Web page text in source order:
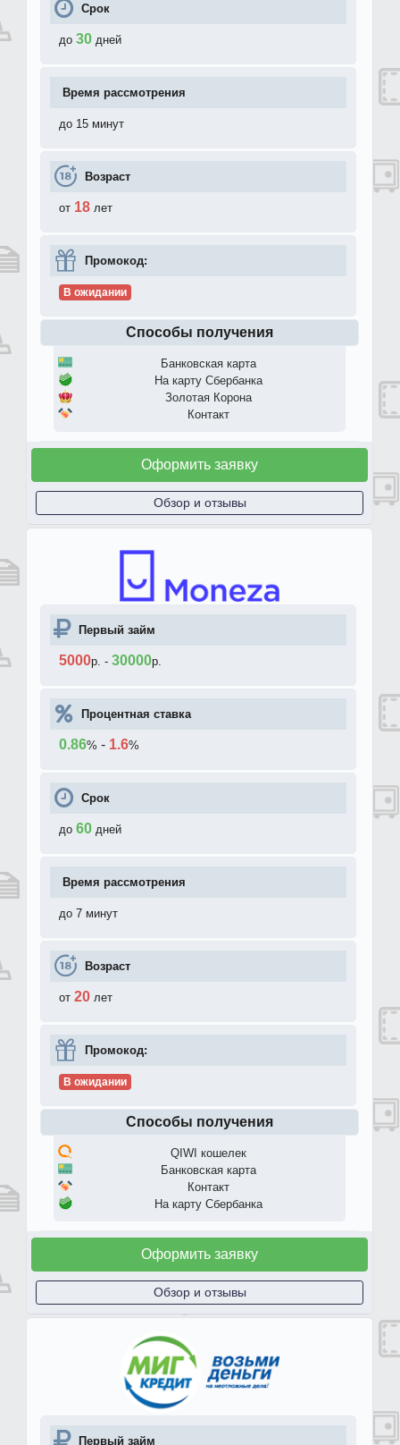
Срок
до 30 дней
Время рассмотрения
до 15 минут
Возраст
от 18 лет
Промокод:
В ожидании
Способы получения
Банковская карта
На карту Сбербанка
Золотая Корона
Контакт
Оформить заявку
Обзор и отзывы
Первый займ
5000р. - 30000р.
Процентная ставка
0.86% - 1.6%
Срок
до 60 дней
Время рассмотрения
до 7 минут
Возраст
от 20 лет
Промокод:
В ожидании
Способы получения
QIWI кошелек
Банковская карта
Контакт
На карту Сбербанка
Оформить заявку
Обзор и отзывы
Первый займ